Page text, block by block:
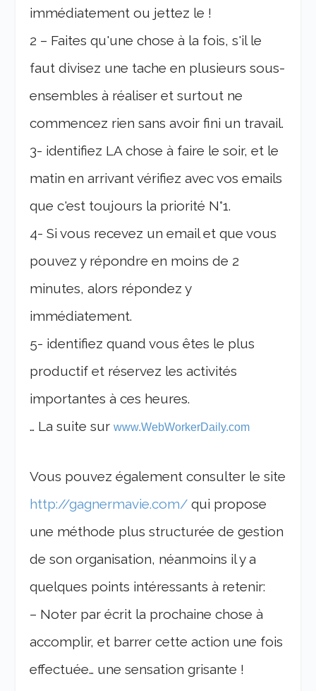
immédiatement ou jettez le !
2 – Faites qu'une chose à la fois, s'il le
faut divisez une tache en plusieurs sous-
ensembles à réaliser et surtout ne
commencez rien sans avoir fini un travail.
3- identifiez LA chose à faire le soir, et le
matin en arrivant vérifiez avec vos emails
que c'est toujours la priorité N°1.
4- Si vous recevez un email et que vous
pouvez y répondre en moins de 2
minutes, alors répondez y
immédiatement.
5- identifiez quand vous êtes le plus
productif et réservez les activités
importantes à ces heures.
… La suite surwww.WebWorkerDaily.com
Vous pouvez également consulter le site
http://gagnermavie.com/qui propose
une méthode plus structurée de gestion
de son organisation, néanmoins il y a
quelques points intéressants à retenir:
– Noter par écrit la prochaine chose à
accomplir, et barrer cette action une fois
effectuée… une sensation grisante !